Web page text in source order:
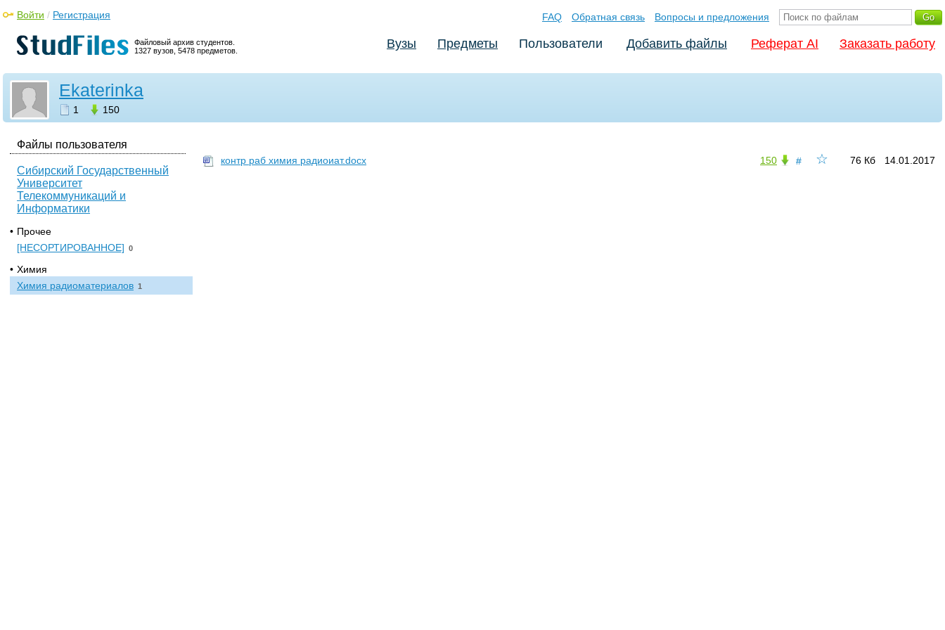
Файловый архив студентов.
1327 вузов, 5478 предметов.
Войти / Регистрация FAQ Обратная связь Вопросы и предложения
Вузы Предметы Пользователи Добавить файлы Реферат AI Заказать работу
Ekaterinka
1 150
Файлы пользователя
Сибирский Государственный
Университет
Телекоммуникаций и
Информатики
• Прочее
[НЕСОРТИРОВАННОЕ] 0
• Химия
Химия радиоматериалов 1
☆
# 14.01.2017
76 Кб
150
контр раб химия радиоиат.docx